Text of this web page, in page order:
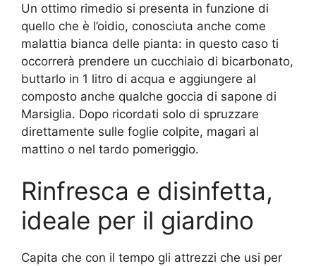
Un ottimo rimedio si presenta in funzione di
quello che è l’oidio, conosciuta anche come
malattia bianca delle pianta: in questo caso ti
occorrerà prendere un cucchiaio di bicarbonato,
buttarlo in 1 litro di acqua e aggiungere al
composto anche qualche goccia di sapone di
Marsiglia. Dopo ricordati solo di spruzzare
direttamente sulle foglie colpite, magari al
mattino o nel tardo pomeriggio.
Rinfresca e disinfetta,
ideale per il giardino
Capita che con il tempo gli attrezzi che usi per